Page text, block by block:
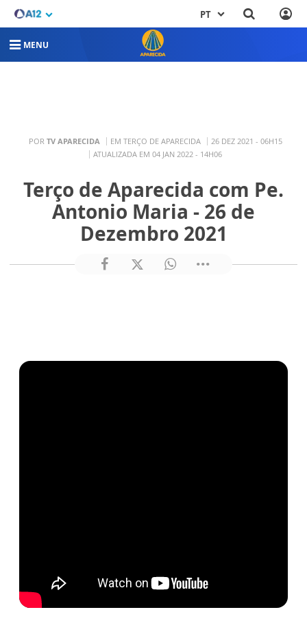
PT
MENU
POR TV APARECIDA EM TERÇO DE APARECIDA
26 DEZ 2021 - 06H15
ATUALIZADA EM 04 JAN 2022 - 14H06
Terço de Aparecida com Pe.
Antonio Maria - 26 de
Dezembro 2021